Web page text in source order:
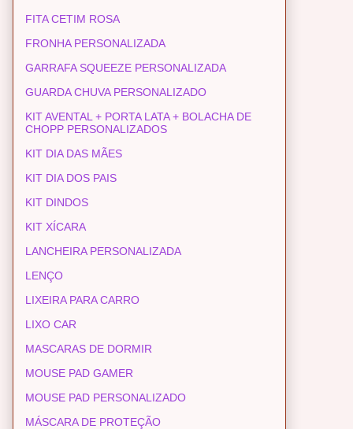
FITA CETIM ROSA
FRONHA PERSONALIZADA
GARRAFA SQUEEZE PERSONALIZADA
GUARDA CHUVA PERSONALIZADO
KIT AVENTAL + PORTA LATA + BOLACHA DE
CHOPP PERSONALIZADOS
KIT DIA DAS MÃES
KIT DIA DOS PAIS
KIT DINDOS
KIT XÍCARA
LANCHEIRA PERSONALIZADA
LENÇO
LIXEIRA PARA CARRO
LIXO CAR
MASCARAS DE DORMIR
MOUSE PAD GAMER
MOUSE PAD PERSONALIZADO
MÁSCARA DE PROTEÇÃO